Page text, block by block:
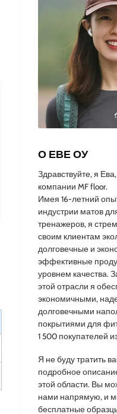
О ЕВЕ ОУ
Здравствуйте, я
компании MF floor.
Имея 16-летний
индустрии матов
тренажеров, я
своим клиентам
долговечные и
эффективные
уровнем качества.
этой отрасли я
экономичными,
долговечными
покрытиями для
1 500 покупателей
Я не буду тратить
подробное
этой области. Вы
нами напрямую, и
бесплатные